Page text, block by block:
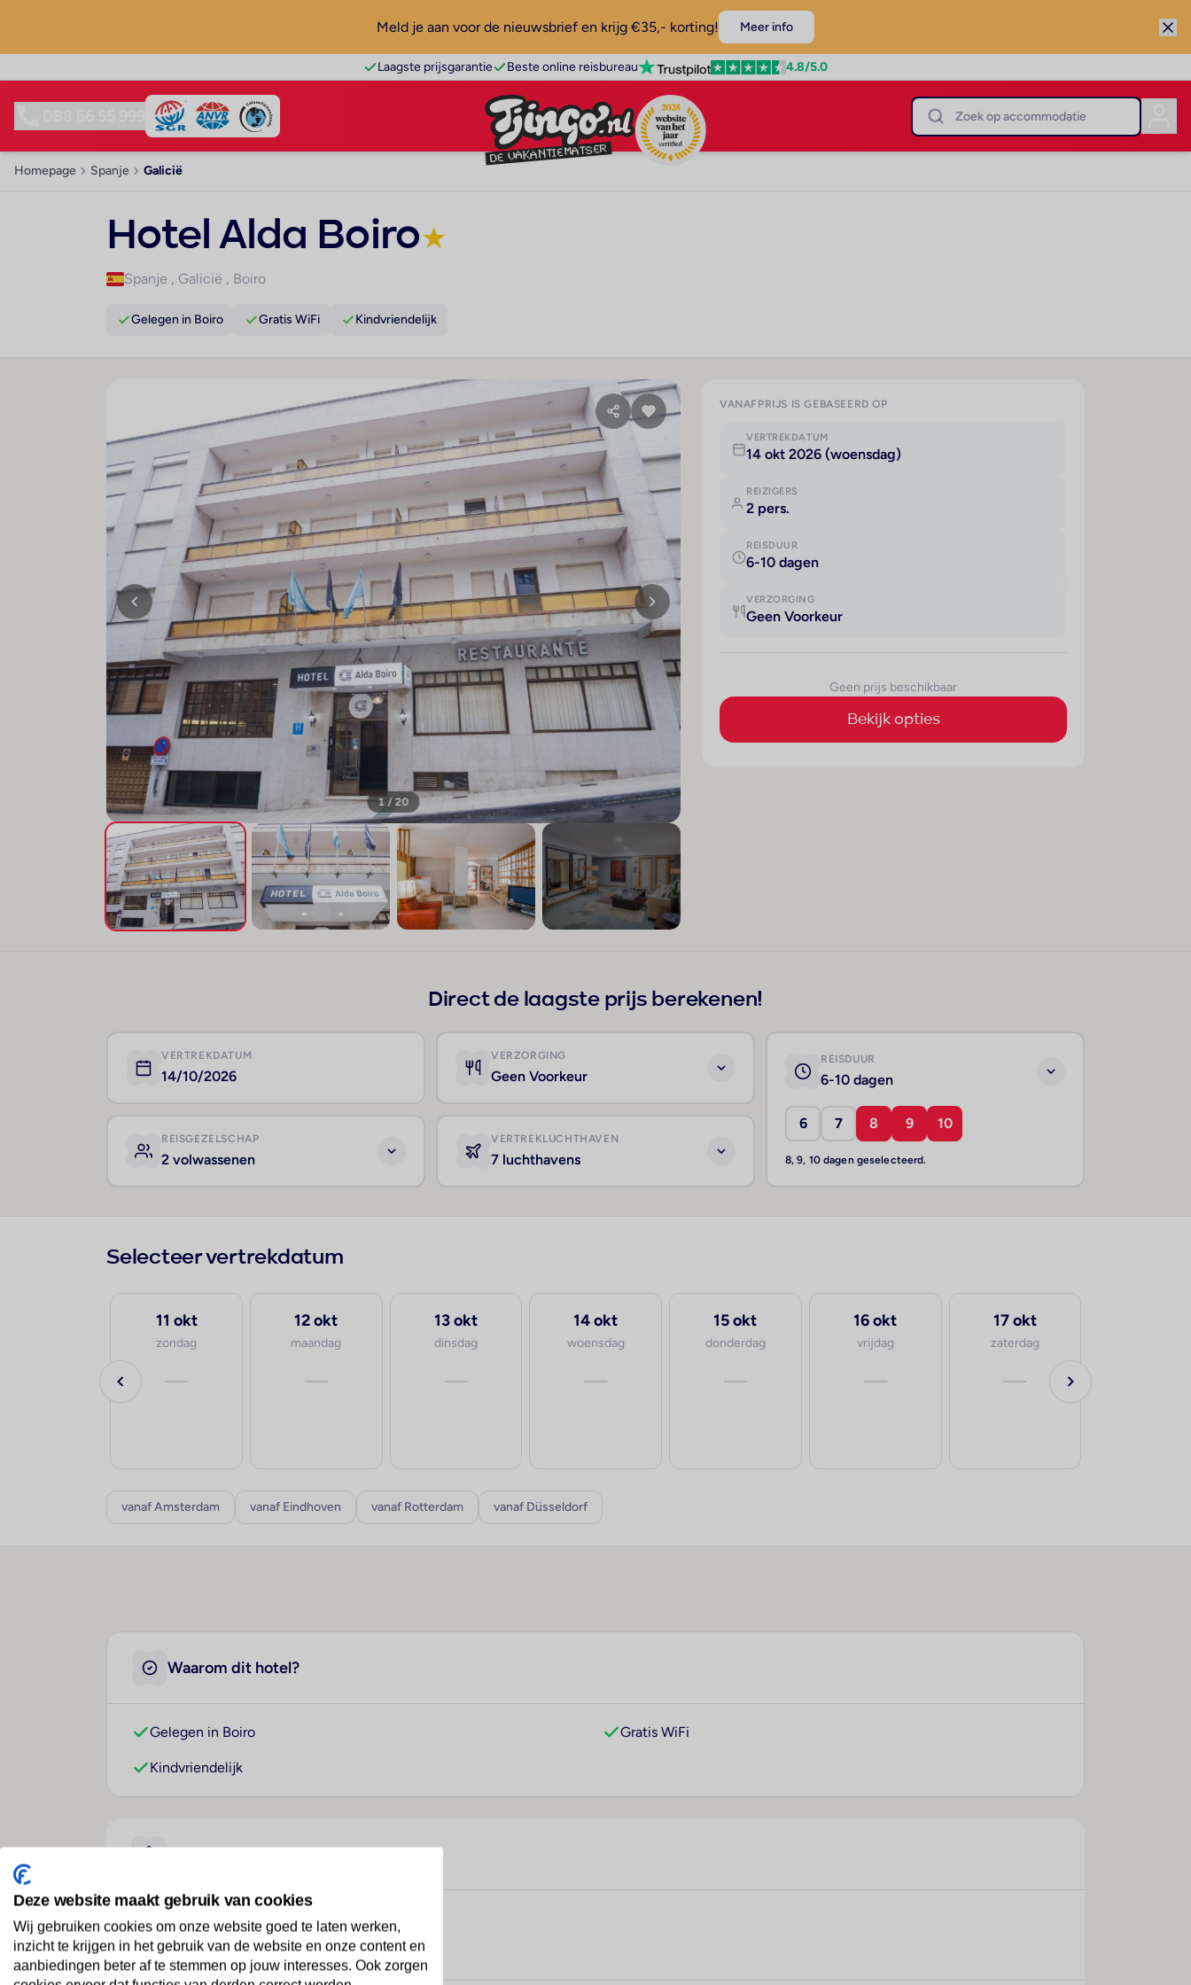
Meld je aan voor de nieuwsbrief en krijg €35,- korting! Meer info
Laagste prijsgarantie Beste online reisbureau 4.8/5.0
Homepage Spanje Galicië
Hotel Alda Boiro★
Spanje , Galicië , Boiro
Gelegen in Boiro Gratis WiFi Kindvriendelijk
1 / 20
VANAFPRIJS IS GEBASEERD OP
VERTREKDATUM
14 okt 2026 (woensdag)
REIZIGERS
2 pers.
REISDUUR
6-10 dagen
VERZORGING
Geen Voorkeur
Geen prijs beschikbaar
Bekijk opties
Direct de laagste prijs berekenen!
VERTREKDATUM
14/10/2026
VERZORGING
Geen Voorkeur
REISDUUR
6-10 dagen
6 7 8 9 10
8, 9, 10 dagen geselecteerd.
REISGEZELSCHAP
2 volwassenen
VERTREKLUCHTHAVEN
7 luchthavens
Selecteer vertrekdatum
11 okt
zondag
—
12 okt
maandag
—
13 okt
dinsdag
—
14 okt
woensdag
—
15 okt
donderdag
—
16 okt
vrijdag
—
17 okt
zaterdag
—
vanaf Amsterdam vanaf Eindhoven vanaf Rotterdam vanaf Düsseldorf
Waarom dit hotel?
Gelegen in Boiro Gratis WiFi
Kindvriendelijk
Over dit hotel
Hotel Alda Boiro
Spanje· Galicië· Boiro
Deze website maakt gebruik van cookies
Wij gebruiken cookies om onze website goed te laten werken,
inzicht te krijgen in het gebruik van de website en onze content en
aanbiedingen beter af te stemmen op jouw interesses. Ook zorgen